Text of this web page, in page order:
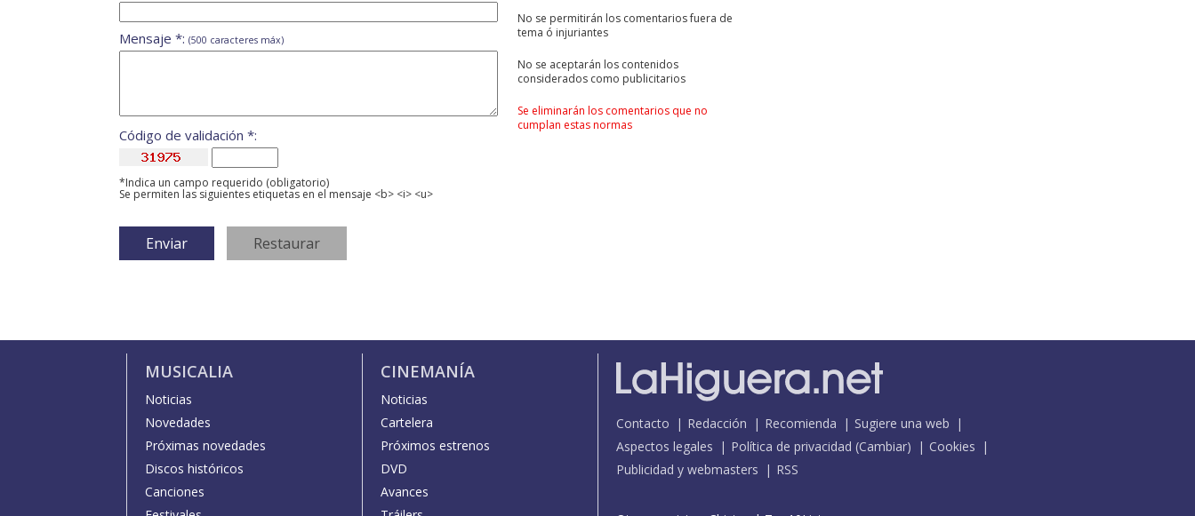
No se permitirán los comentarios fuera de
tema ó injuriantes
No se aceptarán los contenidos
considerados como publicitarios
Se eliminarán los comentarios que no
cumplan estas normas
Mensaje *: (500 caracteres máx)
Código de validación *:
*Indica un campo requerido (obligatorio)
Se permiten las siguientes etiquetas en el mensaje <b> <i> <u>
MUSICALIA
Noticias
Novedades
Próximas novedades
Discos históricos
Canciones
CINEMANÍA
Noticias
Cartelera
Próximos estrenos
DVD
Avances
Contacto Redacción Recomienda
Sugiere una web
Aspectos legales
Política de privacidad (Cambiar)
Cookies
Publicidad y webmasters
RSS